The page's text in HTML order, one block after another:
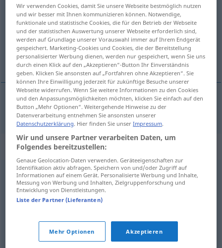
Scheißef UMG
Übersicht aller Übersetzungen
(Für mehr Details die Übersetzung anklicken/antippen)
skit
skita. FIG Scheiße
Synonyme für "Scheiße"
Quatsch (ugs.),Schwachsinn (ugs.),Quark (ugs.),
Nonsens,Unsinn (Hauptform)
Widersinn,Stuss (ugs.),Kohl (ugs.),Unfug
,Blödsinn,Schmarrn (ugs.),Schmu (ugs.)
Wir verwenden Cookies, damit Sie unsere Webseite bestmöglich nutzen
und wir besser mit Ihnen kommunizieren können. Notwendige,
funktionale und statistische Cookies, die für den Betrieb der Webseite
und der statistischen Auswertung unserer Webseite erforderlich sind,
werden auf Grundlage unserer Vorauswahl immer auf Ihrem Endgerät
gespeichert. Marketing-Cookies und Cookies, die der Bereitstellung
personalisierter Werbung dienen, werden nur gespeichert, wenn Sie uns
durch einen Klick auf den „Akzeptieren“-Button Ihr Einverständnis
geben. Klicken Sie ansonsten auf „Fortfahren ohne Akzeptieren“. Sie
können Ihre Einwilligung jederzeit für zukünftige Besuche unserer
Webseite widerrufen. Wenn Sie weitere Informationen zu den Cookies
und den Anpassungsmöglichkeiten möchten, klicken Sie einfach auf den
Button „Mehr Optionen“. Weitergehende Hinweise zu der
Datenverarbeitung entnehmen Sie ansonsten unserer
Datenschutzerklärung. Hier finden Sie unserImpressum.
Wir und unsere Partner verarbeiten Daten, um
Folgendes bereitzustellen:
Genaue Geolocation-Daten verwenden. Geräteeigenschaften zur
Identifikation aktiv abfragen. Speichern von und/oder Zugriff auf
Informationen auf einem Gerät. Personalisierte Werbung und Inhalte,
Messung von Werbung und Inhalten, Zielgruppenforschung und
Entwicklung von Dienstleistungen.
Liste der Partner (Lieferanten)
Mehr Optionen Akzeptieren